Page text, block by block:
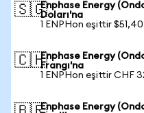
🇸🇬Enphase Energy
Doları'na
1 ENPHon eşittir $51,40
🇨🇭Enphase Energy
Frangı'na
1 ENPHon eşittir CHF
Enphase Energy